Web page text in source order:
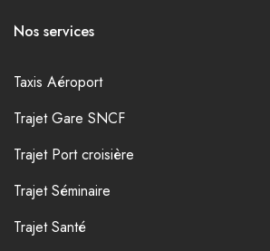
Nos services
Taxis Aéroport
Trajet Gare SNCF
Trajet Port croisière
Trajet Séminaire
Trajet Santé